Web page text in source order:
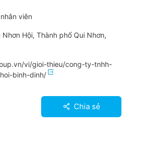
viên
Nhơn Hội, Thành phố Qui Nhơn,
vi/gioi-thieu/cong-ty-tnhh-
binh-dinh/
Chia sẻ